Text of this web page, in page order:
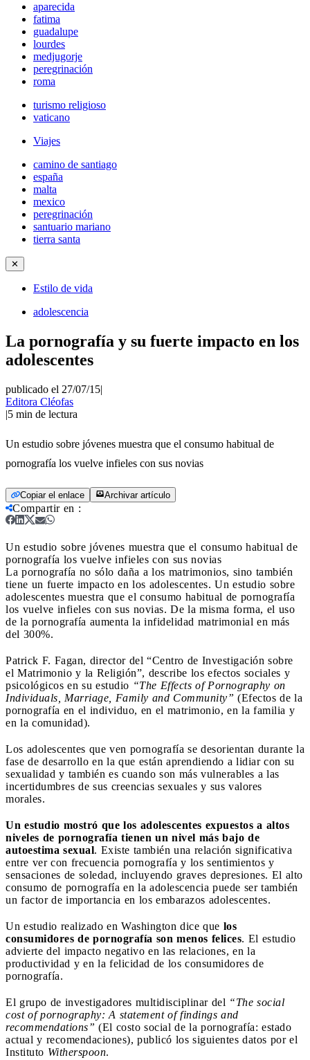
aparecida
fatima
guadalupe
lourdes
medjugorje
peregrinación
roma
turismo religioso
vaticano
Viajes
camino de santiago
españa
malta
mexico
peregrinación
santuario mariano
tierra santa
✕
Estilo de vida
adolescencia
La pornografía y su fuerte impacto en los
adolescentes
publicado el 27/07/15|
Editora Cléofas
|5 min de lectura
Un estudio sobre jóvenes muestra que el consumo habitual de
pornografía los vuelve infieles con sus novias
Copiar el enlace Archivar artículo
Compartir en :
Un estudio sobre jóvenes muestra que el consumo habitual de
pornografía los vuelve infieles con sus novias
La pornografía no sólo daña a los matrimonios, sino también
tiene un fuerte impacto en los adolescentes. Un estudio sobre
adolescentes muestra que el consumo habitual de pornografía
los vuelve infieles con sus novias. De la misma forma, el uso
de la pornografía aumenta la infidelidad matrimonial en más
del 300%.
Patrick F. Fagan, director del “Centro de Investigación sobre
el Matrimonio y la Religión”, describe los efectos sociales y
psicológicos en su estudio “The Effects of Pornography on
Individuals, Marriage, Family and Community” (Efectos de la
pornografía en el individuo, en el matrimonio, en la familia y
en la comunidad).
Los adolescentes que ven pornografía se desorientan durante la
fase de desarrollo en la que están aprendiendo a lidiar con su
sexualidad y también es cuando son más vulnerables a las
incertidumbres de sus creencias sexuales y sus valores
morales.
Un estudio mostró que los adolescentes expuestos a altos
niveles de pornografía tienen un nivel más bajo de
autoestima sexual. Existe también una relación significativa
entre ver con frecuencia pornografía y los sentimientos y
sensaciones de soledad, incluyendo graves depresiones. El alto
consumo de pornografía en la adolescencia puede ser también
un factor de importancia en los embarazos adolescentes.
Un estudio realizado en Washington dice que los
consumidores de pornografía son menos felices. El estudio
advierte del impacto negativo en las relaciones, en la
productividad y en la felicidad de los consumidores de
pornografía.
El grupo de investigadores multidisciplinar del “The social
cost of pornography: A statement of findings and
recommendations” (El costo social de la pornografía: estado
actual y recomendaciones), publicó los siguientes datos por el
Instituto Witherspoon.